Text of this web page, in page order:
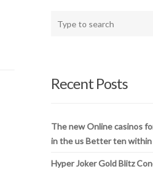
your
Recent Posts
The new Online casinos
in the us Better ten
Hyper Joker Gold Blitz